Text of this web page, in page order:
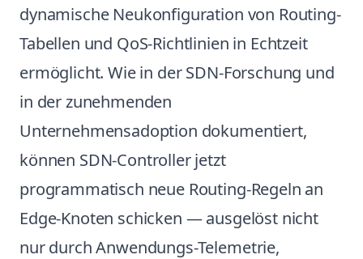
dynamische Neukonfiguration von Routing-
Tabellen und QoS-Richtlinien in Echtzeit
ermöglicht. Wie in der SDN-Forschung und
in der zunehmenden
Unternehmensadoption dokumentiert,
können SDN-Controller jetzt
programmatisch neue Routing-Regeln an
Edge-Knoten schicken — ausgelöst nicht
nur durch Anwendungs-Telemetrie,